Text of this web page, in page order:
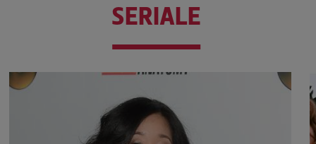
SERIALE